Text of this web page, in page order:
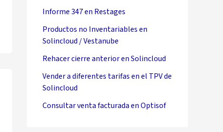
Informe 347 en Restages
Productos no Inventariables en
Solincloud / Vestanube
Rehacer cierre anterior en Solincloud
Vender a diferentes tarifas en el TPV de
Solincloud
Consultar venta facturada en Optisof